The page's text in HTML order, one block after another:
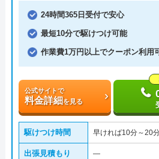
24時間365日受付で安心
最短10分で駆けつけ可能
作業費1万円以上でクーポン利用
公式サイトで
料金詳細を見る
駆けつけ時間 早ければ10分～20
出張見積もり ―